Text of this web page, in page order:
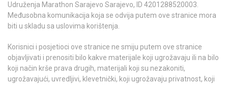
Udruženja Marathon Sarajevo Sarajevo, ID 4201288520003.
Međusobna komunikacija koja se odvija putem ove stranice mora
biti u skladu sa uslovima korištenja.
Korisnici i posjetioci ove stranice ne smiju putem ove stranice
objavljivati i prenositi bilo kakve materijale koji ugrožavaju ili na bilo
koji način krše prava drugih, materijali koji su nezakoniti,
ugrožavajući, uvredljivi, klevetnički, koji ugrožavaju privatnost, koji